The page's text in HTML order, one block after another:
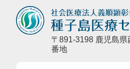
〒891-3198 鹿児島
番地